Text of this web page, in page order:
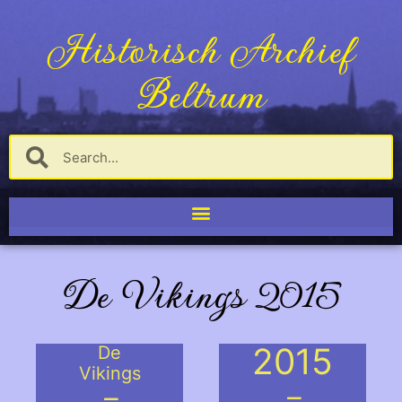
Historisch Archief
Beltrum
De Vikings 2015
De
Vikings
2015